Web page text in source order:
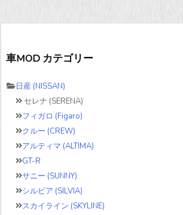
車MOD カテゴリー
日産 (NISSAN)
セレナ (SERENA)
フィガロ (Figaro)
クルー (CREW)
アルティマ (ALTIMA)
GT-R
サニー (SUNNY)
シルビア (SILVIA)
スカイライン (SKYLINE)